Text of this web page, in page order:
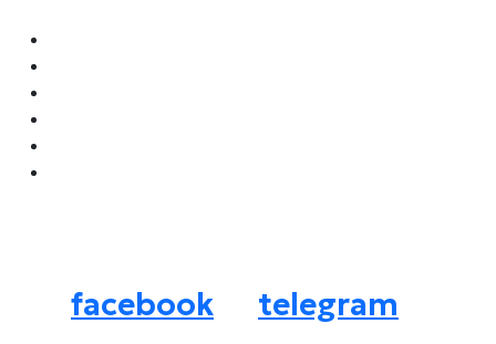
facebook
telegram